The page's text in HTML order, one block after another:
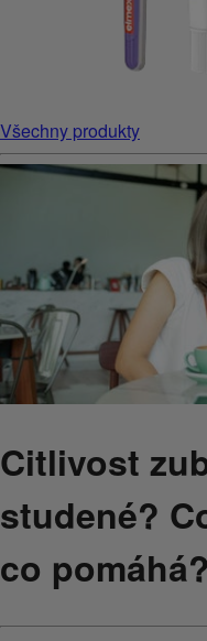
Všechny produkty
Citlivost
studené?
co pomáhá?